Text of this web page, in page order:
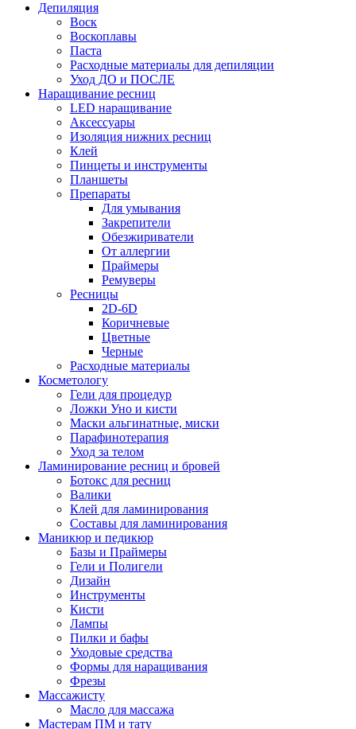
Депиляция
Воск
Воскоплавы
Паста
Расходные материалы для депиляции
Уход ДО и ПОСЛЕ
Наращивание ресниц
LED наращивание
Аксессуары
Изоляция нижних ресниц
Клей
Пинцеты и инструменты
Планшеты
Препараты
Для умывания
Закрепители
Обезжириватели
От аллергии
Праймеры
Ремуверы
Ресницы
2D-6D
Коричневые
Цветные
Черные
Расходные материалы
Косметологу
Гели для процедур
Ложки Уно и кисти
Маски альгинатные, миски
Парафинотерапия
Уход за телом
Ламинирование ресниц и бровей
Ботокс для ресниц
Валики
Клей для ламинирования
Составы для ламинирования
Маникюр и педикюр
Базы и Праймеры
Гели и Полигели
Дизайн
Инструменты
Кисти
Лампы
Пилки и бафы
Уходовые средства
Формы для наращивания
Фрезы
Массажисту
Масло для массажа
Мастерам ПМ и тату